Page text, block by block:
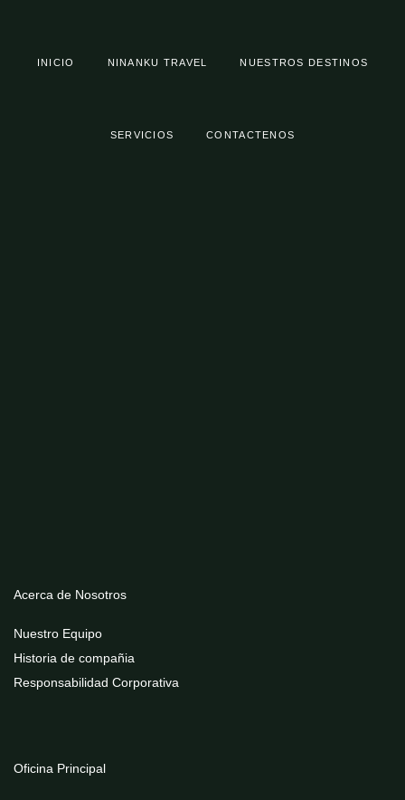
INICIO NINANKU TRAVEL NUESTROS DESTINOS
SERVICIOS CONTACTENOS
Acerca de Nosotros
Nuestro Equipo
Historia de compañia
Responsabilidad Corporativa
Oficina Principal